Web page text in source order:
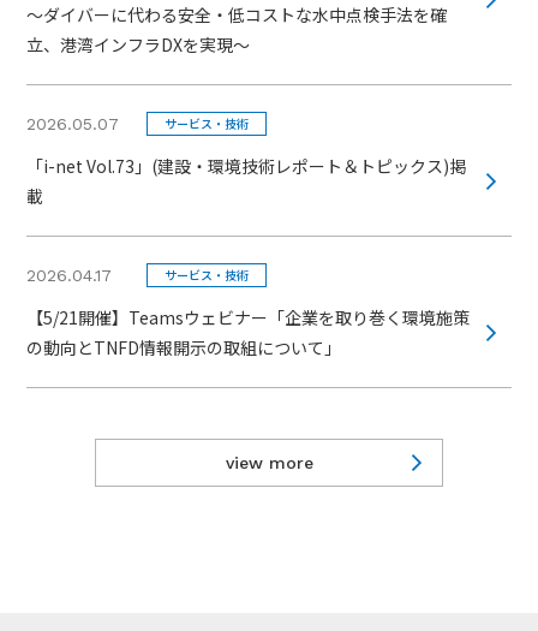
view more
～ダイバーに代わる安全・低コストな水中点検手法を確
立、港湾インフラDXを実現～
2026.05.07 サービス・技術
「i-net Vol.73」(建設・環境技術レポート＆トピックス)掲
載
2026.04.17 サービス・技術
【5/21開催】Teamsウェビナー「企業を取り巻く環境施策
の動向とTNFD情報開示の取組について」